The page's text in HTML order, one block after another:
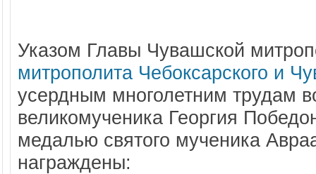
Указом Главы Чувашской
митрополита Чебоксарского и
усердным многолетним трудам
великомученика Георгия
медалью святого мученика
награждены: